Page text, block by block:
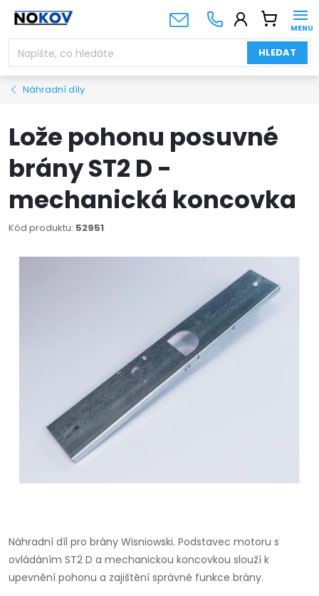
Přejít
obsah
HLEDAT
NÁKUPNÍ
KOŠÍK
Náhradní díly
Lože pohonu posuvné
brány ST2 D -
mechanická koncovka
Kód produktu: 52951
Náhradní díl pro brány Wisniowski. Podstavec motoru s
ovládáním ST2 D a mechanickou koncovkou slouží k
upevnění pohonu a zajištění správné funkce brány.